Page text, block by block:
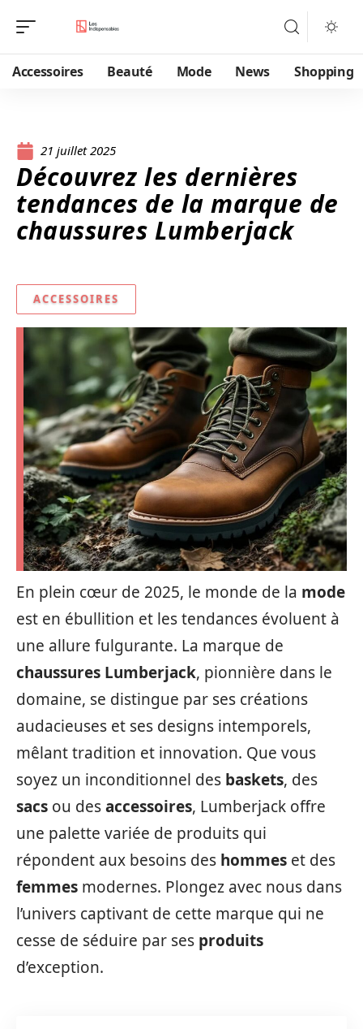
Accessoires Beauté Mode News Shopping
21 juillet 2025
Découvrez les dernières
tendances de la marque de
chaussures Lumberjack
ACCESSOIRES
En plein cœur de 2025, le monde de la mode
est en ébullition et les tendances évoluent à
une allure fulgurante. La marque de
chaussures Lumberjack, pionnière dans le
domaine, se distingue par ses créations
audacieuses et ses designs intemporels,
mêlant tradition et innovation. Que vous
soyez un inconditionnel des baskets, des
sacs ou desaccessoires, Lumberjack offre
une palette variée de produits qui
répondent aux besoins des hommes et des
femmes modernes. Plongez avec nous dans
l’univers captivant de cette marque qui ne
cesse de séduire par ses produits
d’exception.